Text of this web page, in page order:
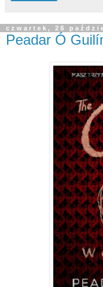
czwartek, 26
Peadar Ó